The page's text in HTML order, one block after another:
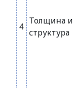
4
Толщина и
структура